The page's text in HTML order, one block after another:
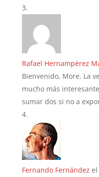
Rafael Hernampérez
Bienvenido, More. La
mucho más
sumar dos si no a
Fernando Fernández el